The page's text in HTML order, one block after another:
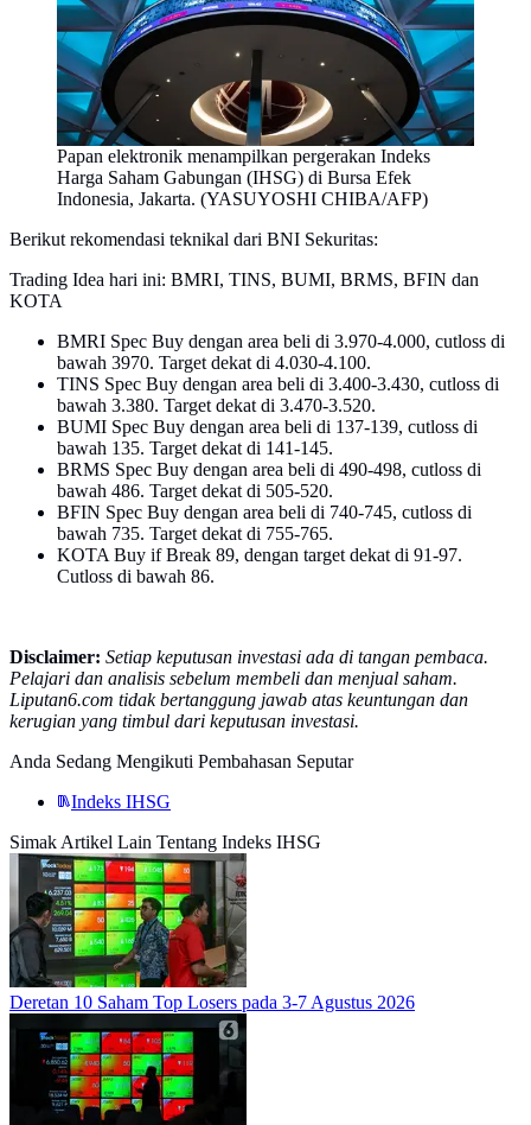
Papan elektronik menampilkan pergerakan Indeks
Harga Saham Gabungan (IHSG) di Bursa Efek
Indonesia, Jakarta. (YASUYOSHI CHIBA/AFP)
Berikut rekomendasi teknikal dari BNI Sekuritas:
Trading Idea hari ini: BMRI, TINS, BUMI, BRMS, BFIN dan
KOTA
BMRI Spec Buy dengan area beli di 3.970-4.000, cutloss di
bawah 3970. Target dekat di 4.030-4.100.
TINS Spec Buy dengan area beli di 3.400-3.430, cutloss di
bawah 3.380. Target dekat di 3.470-3.520.
BUMI Spec Buy dengan area beli di 137-139, cutloss di
bawah 135. Target dekat di 141-145.
BRMS Spec Buy dengan area beli di 490-498, cutloss di
bawah 486. Target dekat di 505-520.
BFIN Spec Buy dengan area beli di 740-745, cutloss di
bawah 735. Target dekat di 755-765.
KOTA Buy if Break 89, dengan target dekat di 91-97.
Cutloss di bawah 86.
Disclaimer: Setiap keputusan investasi ada di tangan pembaca.
Pelajari dan analisis sebelum membeli dan menjual saham.
Liputan6.com tidak bertanggung jawab atas keuntungan dan
kerugian yang timbul dari keputusan investasi.
Anda Sedang Mengikuti Pembahasan Seputar
Indeks IHSG
Simak Artikel Lain Tentang Indeks IHSG
Deretan 10 Saham Top Losers pada 3-7 Agustus 2026